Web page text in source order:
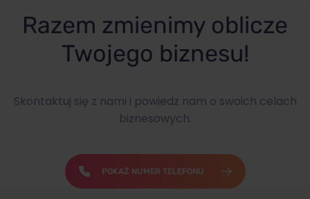
Razem zmienimy oblicze
Twojego biznesu!
Skontaktuj się z nami i powiedz nam o swoich celach
biznesowych.
POKAŻ NUMER TELEFONU